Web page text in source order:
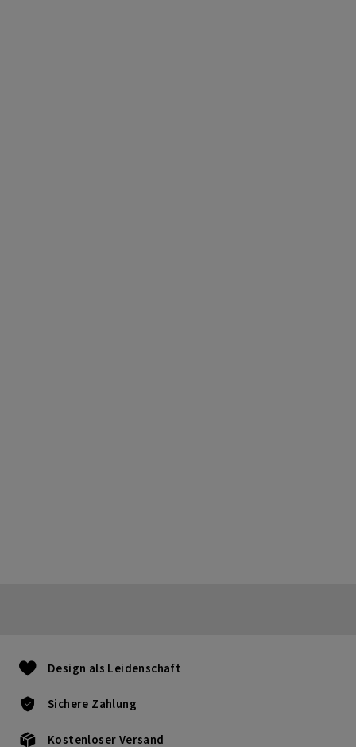
Design als Leidenschaft
Sichere Zahlung
Kostenloser Versand